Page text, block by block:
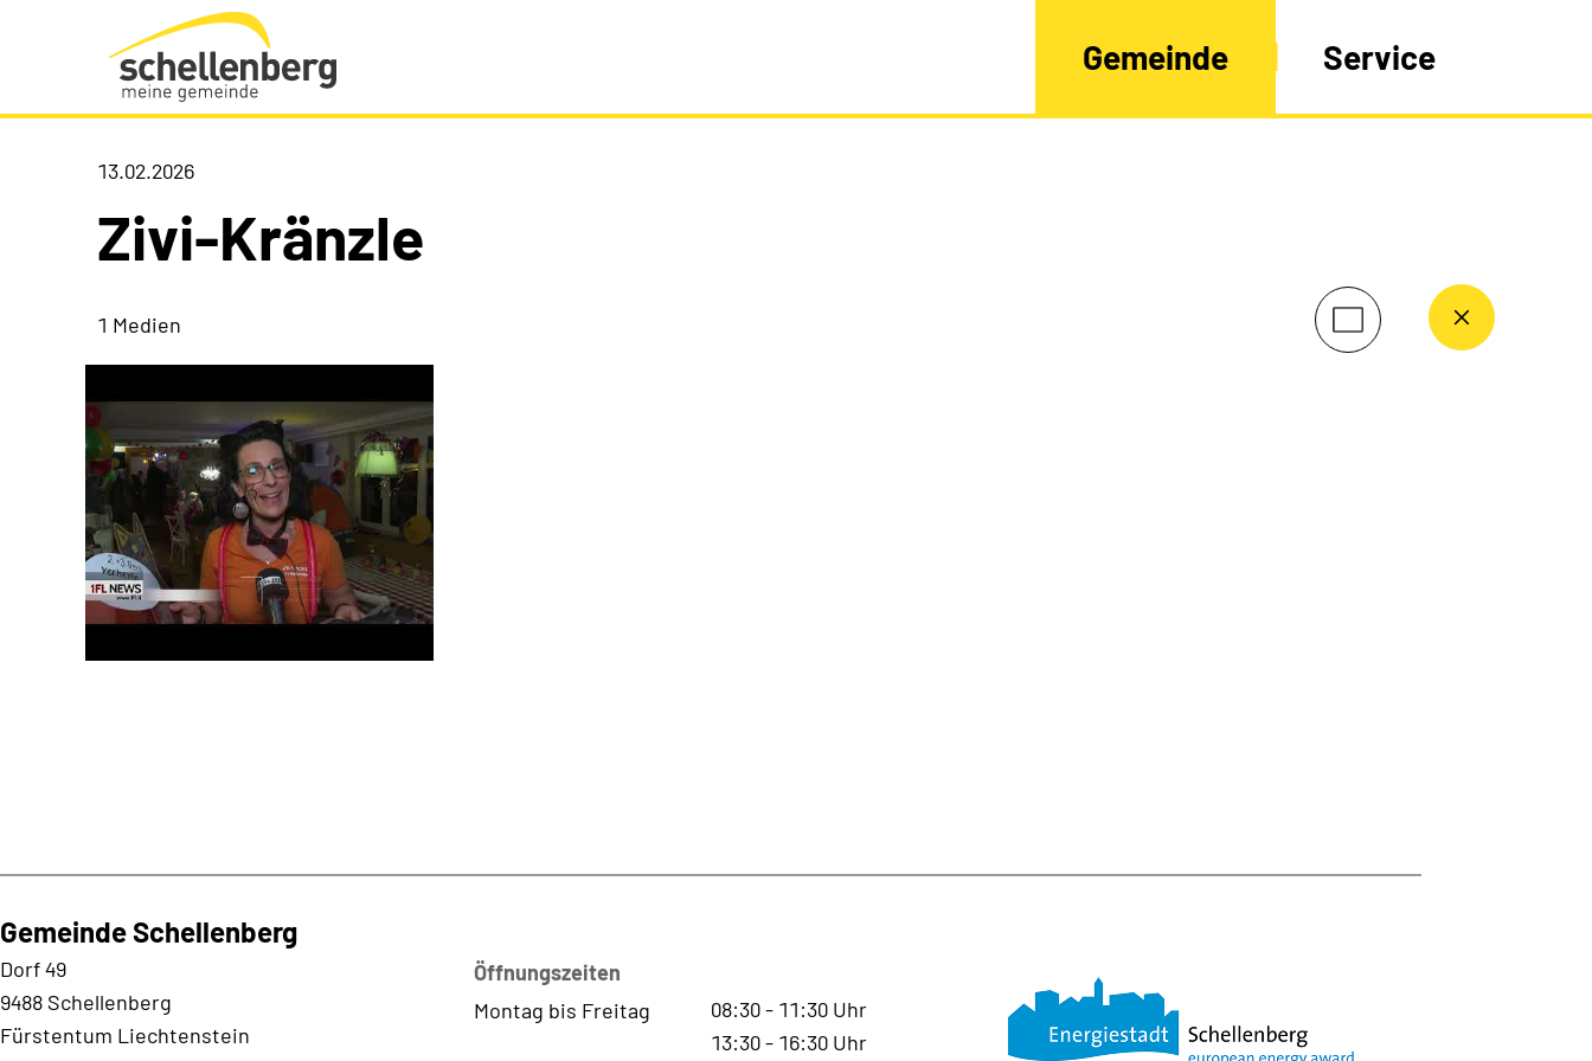
Gemeinde Schellenberg Startseite
Gemeinde Service
13.02.2026
Zivi-Kränzle
1 Medien
Gemeinde Schellenberg
Dorf 49
9488 Schellenberg
Fürstentum Liechtenstein
Öffnungszeiten
Montag bis Freitag
08:30- 11:30 Uhr
13:30- 16:30 Uhr